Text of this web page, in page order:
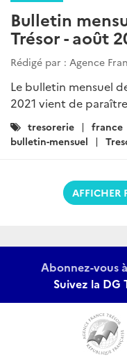
Bulletin
Trésor - août
Rédigé par : Agence
Le bulletin mensuel
2021 vient de
Catégories
:
tresorerie france
bulletin-mensuel
AFFICHER
Abonnez-vous
Suivez la DG